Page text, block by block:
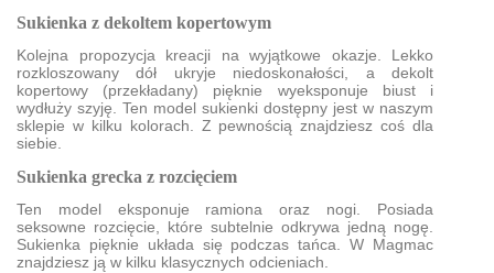
Sukienka z dekoltem kopertowym
Kolejna propozycja kreacji na wyjątkowe okazje. Lekko
rozkloszowany dół ukryje niedoskonałości, a dekolt
kopertowy (przekładany) pięknie wyeksponuje biust i
wydłuży szyję. Ten model sukienki dostępny jest w naszym
sklepie w kilku kolorach. Z pewnością znajdziesz coś dla
siebie.
Sukienka grecka z rozcięciem
Ten model eksponuje ramiona oraz nogi. Posiada
seksowne rozcięcie, które subtelnie odkrywa jedną nogę.
Sukienka pięknie układa się podczas tańca. W Magmac
znajdziesz ją w kilku klasycznych odcieniach.